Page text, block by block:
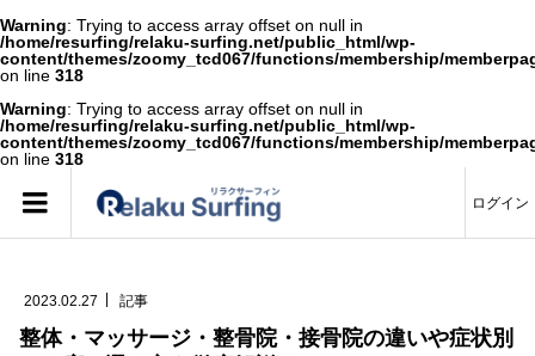
Warning: Trying to access array offset on null in
/home/resurfing/relaku-surfing.net/public_html/wp-
content/themes/zoomy_tcd067/functions/membership/
on line 318
Warning: Trying to access array offset on null in
/home/resurfing/relaku-surfing.net/public_html/wp-
content/themes/zoomy_tcd067/functions/membership/
on line 318
ログイン
2023.02.27 記事
整体・マッサージ・整骨院・接骨院の違いや症状別